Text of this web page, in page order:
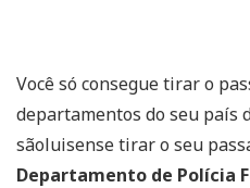
Você só consegue tirar o
departamentos do seu país
sãoluisense tirar o seu
Departamento de Polícia